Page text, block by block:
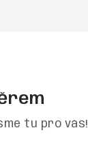
tu pro vás!